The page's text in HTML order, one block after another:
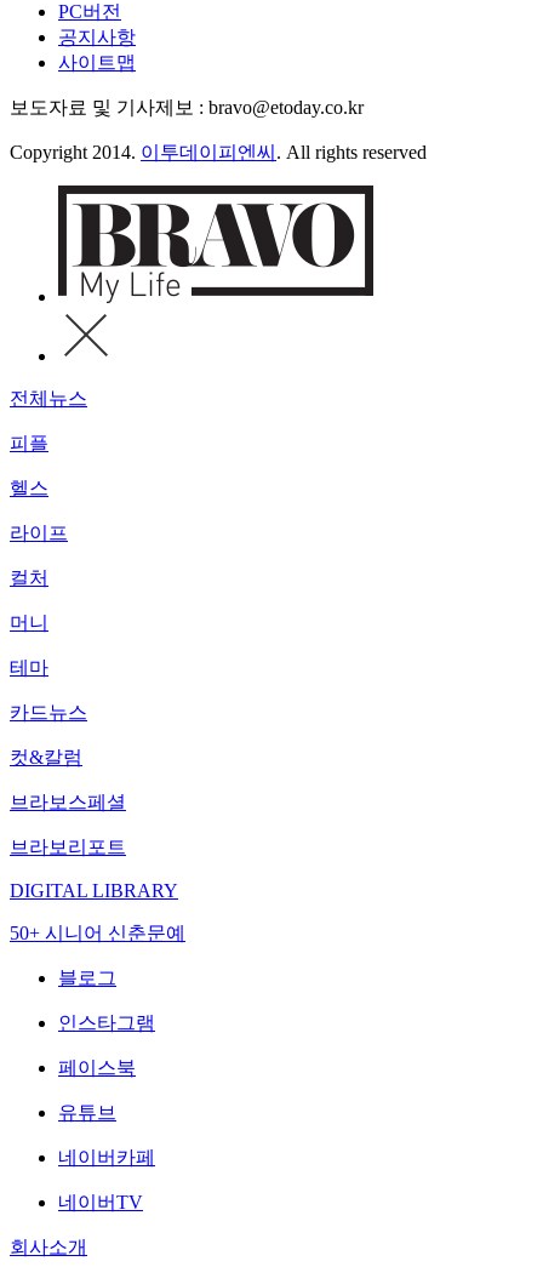
PC버전
공지사항
사이트맵
보도자료 및 기사제보 : bravo@etoday.co.kr
Copyright 2014. 이투데이피엔씨 . All rights reserved
전체뉴스
피플
헬스
라이프
컬처
머니
테마
카드뉴스
컷&칼럼
브라보스페셜
브라보리포트
DIGITAL LIBRARY
50+ 시니어 신춘문예
블로그
인스타그램
페이스북
유튜브
네이버카페
네이버TV
회사소개